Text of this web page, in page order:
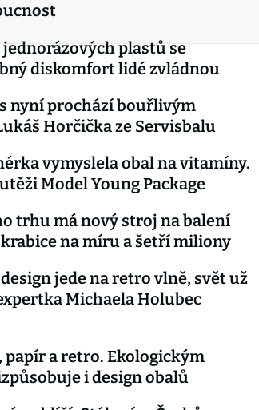
jednorázových plastů se
diskomfort lidé zvládnou
nyní prochází bouřlivým
Horčička ze Servisbalu
vymyslela obal na vitamíny.
Model Young Package
trhu má nový stroj na balení
na míru a šetří miliony
jede na retro vlně, svět už
Michaela Holubec
a retro. Ekologickým
i design obalů